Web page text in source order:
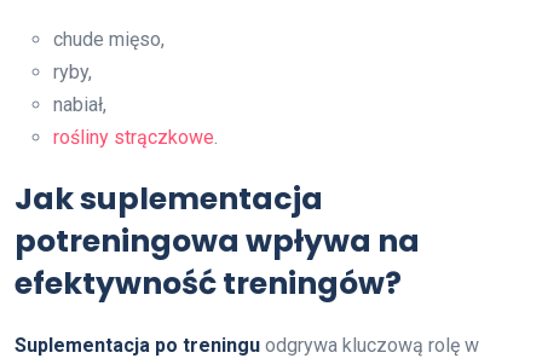
chude mięso,
ryby,
nabiał,
rośliny strączkowe.
Jak suplementacja
potreningowa wpływa na
efektywność treningów?
Suplementacja po treningu odgrywa kluczową rolę w